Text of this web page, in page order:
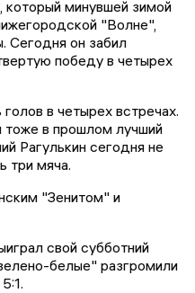
который минувшей зимой
"Волне",
Сегодня он забил
победу в четырех
в четырех встречах.
тоже в прошлом лучший
Рагулькин сегодня не
три мяча.
"Зенитом" и
свой субботний
белые" разгромили